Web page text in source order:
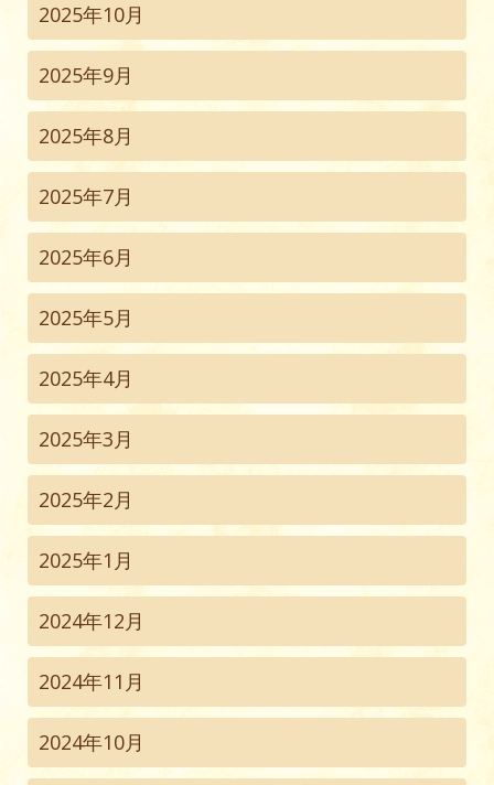
2025年10月
2025年9月
2025年8月
2025年7月
2025年6月
2025年5月
2025年4月
2025年3月
2025年2月
2025年1月
2024年12月
2024年11月
2024年10月